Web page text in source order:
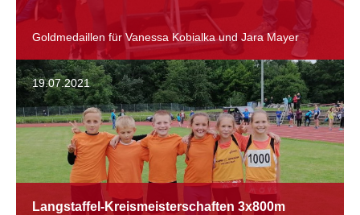
Goldmedaillen für Vanessa Kobialka und Jara Mayer
19.07.2021
Langstaffel-Kreismeisterschaften 3x800m